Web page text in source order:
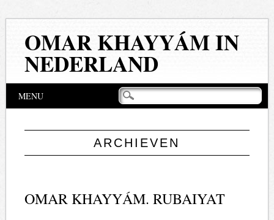
OMAR KHAYYÁM IN
NEDERLAND
Hoofdmenu
springen
MENU
ARCHIEVEN
OMAR KHAYYÁM. RUBAIYAT